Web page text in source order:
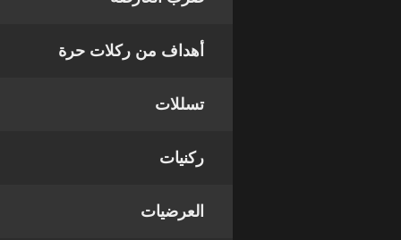
أهداف من ركلات حرة
تسللات
ركنيات
العرضيات